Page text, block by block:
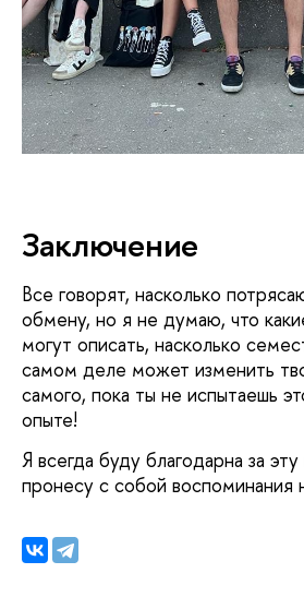
Заключение
Все говорят, насколько
обмену, но я не думаю, что
могут описать, насколько
самом деле может изменить
самого, пока ты не испытаешь
опыте!
Я всегда буду благодарна за
пронесу с собой воспоминания